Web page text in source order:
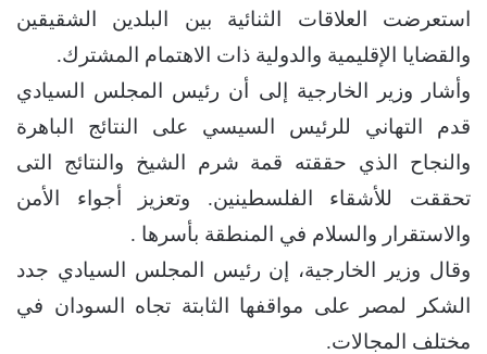
استعرضت العلاقات الثنائية بين البلدين الشقيقين
والقضايا الإقليمية والدولية ذات الاهتمام المشترك.
وأشار وزير الخارجية إلى أن رئيس المجلس السيادي
قدم التهاني للرئيس السيسي على النتائج الباهرة
والنجاح الذي حققته قمة شرم الشيخ والنتائج التى
تحققت للأشقاء الفلسطينين. وتعزيز أجواء الأمن
والاستقرار والسلام في المنطقة بأسرها .
وقال وزير الخارجية، إن رئيس المجلس السيادي جدد
الشكر لمصر على مواقفها الثابتة تجاه السودان في
مختلف المجالات.